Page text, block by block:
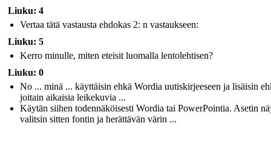
Liuku: 4
Vertaa tätä vastausta ehdokas 2: n vastaukseen:
Liuku: 5
Kerro minulle, miten eteisit luomalla lentolehtisen?
Liuku: 0
No ... minä ... käyttäisin ehkä Wordia uutiskirjeeseen ja lisäisin
joitain aikaisia leikekuvia ...
Käytän siihen todennäköisesti Wordia tai PowerPointia. Asetin
valitsin sitten fontin ja herättävän värin ...